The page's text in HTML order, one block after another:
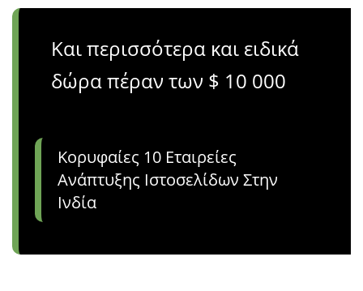
Και περισσότερα και ειδικά
δώρα πέραν των $ 10 000
Κορυφαίες 10 Εταιρείες
Ανάπτυξης Ιστοσελίδων Στην
Ινδία